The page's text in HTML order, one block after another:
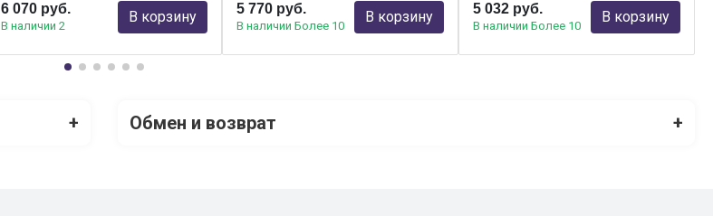
6 070 руб.
В наличии 2
В корзину 5 770 руб.
В наличии Более 10
В корзину 5 032 руб.
В наличии Более 10
В корзину
+ Обмен и возврат +